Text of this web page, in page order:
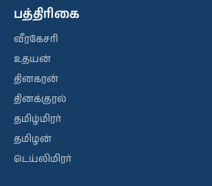
பத்திரிகை
வீரகேசரி
உதயன்
தினகரன்
தினக்குரல்
தமிழ்மிரர்
தமிழன்
டெய்லிமிரர்